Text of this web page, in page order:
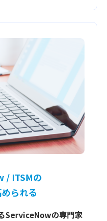
/ ITSMの
られる
ServiceNowの専門家